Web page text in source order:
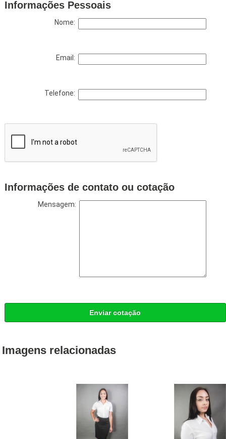
Informações Pessoais
Nome:
Email:
Telefone:
Informações de contato ou cotação
Mensagem:
Enviar cotação
Imagens relacionadas